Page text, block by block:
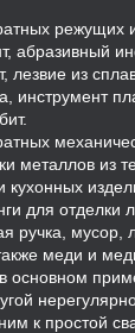
режущих
абразивный
лезвие из
инструмент
металлов из
кухонных
для отделки
ручка, мусор,
меди и
основном
к простой